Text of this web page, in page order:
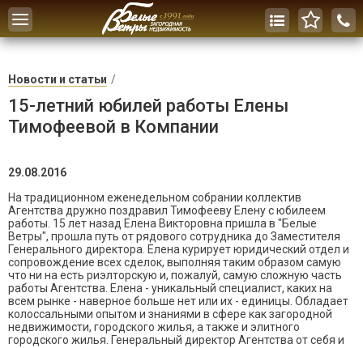
Toggle
navigation
Новости и статьи
15-летний юбилей работы Елены
Тимофеевой в Компании
29.08.2016
На традиционном еженедельном собрании коллектив
Агентства дружно поздравил Тимофееву Елену с юбилеем
работы. 15 лет назад Елена Викторовна пришла в "Белые
Ветры", прошла путь от рядового сотрудника до Заместителя
Генерального директора. Елена курирует юридический отдел и
сопровождение всех сделок, выполняя таким образом самую
что ни на есть риэлторскую и, пожалуй, самую сложную часть
работы Агентства. Елена - уникальный специалист, каких на
всем рынке - наверное больше нет или их - единицы. Обладает
колоссальными опытом и знаниями в сфере как загородной
недвижимости, городского жилья, а также и элитного
городского жилья. Генеральный директор Агентства от себя и